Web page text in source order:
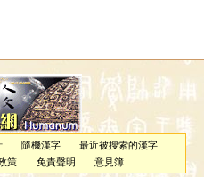
隨機漢字
最近被搜索的漢字
策 免責聲明 意見簿